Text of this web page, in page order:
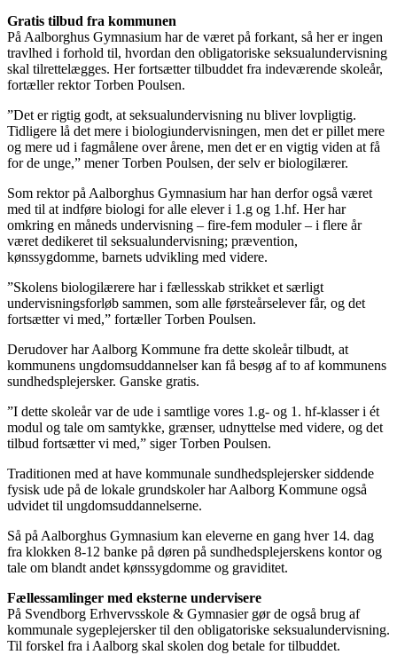
Gratis tilbud fra kommunen
På Aalborghus Gymnasium har de været på forkant, så her er ingen
travlhed i forhold til, hvordan den obligatoriske seksualundervisning
skal tilrettelægges. Her fortsætter tilbuddet fra indeværende skoleår,
fortæller rektor Torben Poulsen.
”Det er rigtig godt, at seksualundervisning nu bliver lovpligtig.
Tidligere lå det mere i biologiundervisningen, men det er pillet mere
og mere ud i fagmålene over årene, men det er en vigtig viden at få
for de unge,” mener Torben Poulsen, der selv er biologilærer.
Som rektor på Aalborghus Gymnasium har han derfor også været
med til at indføre biologi for alle elever i 1.g og 1.hf. Her har
omkring en måneds undervisning – fire-fem moduler – i flere år
været dedikeret til seksualundervisning; prævention,
kønssygdomme, barnets udvikling med videre.
”Skolens biologilærere har i fællesskab strikket et særligt
undervisningsforløb sammen, som alle førsteårselever får, og det
fortsætter vi med,” fortæller Torben Poulsen.
Derudover har Aalborg Kommune fra dette skoleår tilbudt, at
kommunens ungdomsuddannelser kan få besøg af to af kommunens
sundhedsplejersker. Ganske gratis.
”I dette skoleår var de ude i samtlige vores 1.g- og 1. hf-klasser i ét
modul og tale om samtykke, grænser, udnyttelse med videre, og det
tilbud fortsætter vi med,” siger Torben Poulsen.
Traditionen med at have kommunale sundhedsplejersker siddende
fysisk ude på de lokale grundskoler har Aalborg Kommune også
udvidet til ungdomsuddannelserne.
Så på Aalborghus Gymnasium kan eleverne en gang hver 14. dag
fra klokken 8-12 banke på døren på sundhedsplejerskens kontor og
tale om blandt andet kønssygdomme og graviditet.
Fællessamlinger med eksterne undervisere
På Svendborg Erhvervsskole & Gymnasier gør de også brug af
kommunale sygeplejersker til den obligatoriske seksualundervisning.
Til forskel fra i Aalborg skal skolen dog betale for tilbuddet.